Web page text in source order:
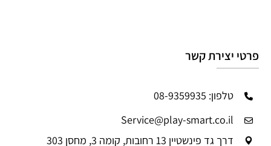
פרטי יצירת קשר
טלפון: 08-9359935
Service@play-smart.co.il
דרך גד פינשטיין 13 רחובות, קומה 3, מחסן 303